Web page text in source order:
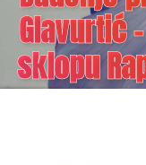
Glavurtić
sklopu